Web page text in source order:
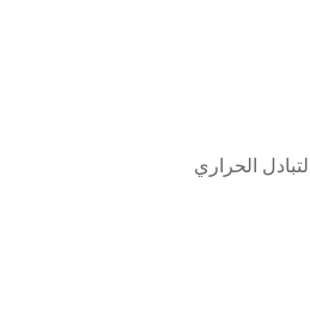
الحراري